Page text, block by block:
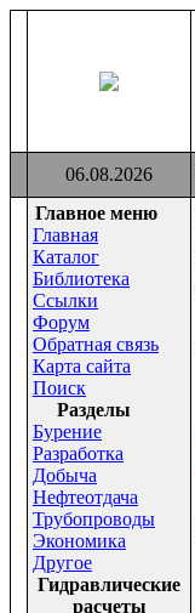
06.08.2026
Главное меню
Главная
Каталог
Библиотека
Ссылки
Форум
Обратная связь
Карта сайта
Поиск
Раздeлы
Бурение
Разработка
Добыча
Нефтеотдача
Трубопроводы
Экономика
Другое
Гидравлические
расчеты